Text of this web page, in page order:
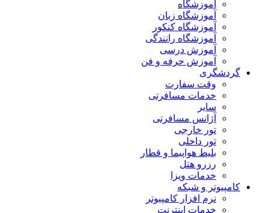
آموزشگاه
آموزشگاه زبان
آموزشگاه کنکور
آموزشگاه رانندگی
آموزش درسی
آموزش حرفه و فن
گردشگری
وقت سفارت
خدمات مسافرتی
سایر
آژانس مسافرتی
تور خارجی
تور داخلی
بلیط هواپیما و قطار
رزرو هتل
خدمات ویزا
کامپیوتر و شبکه
نرم افزار کامپیوتر
خدمات اینترنت